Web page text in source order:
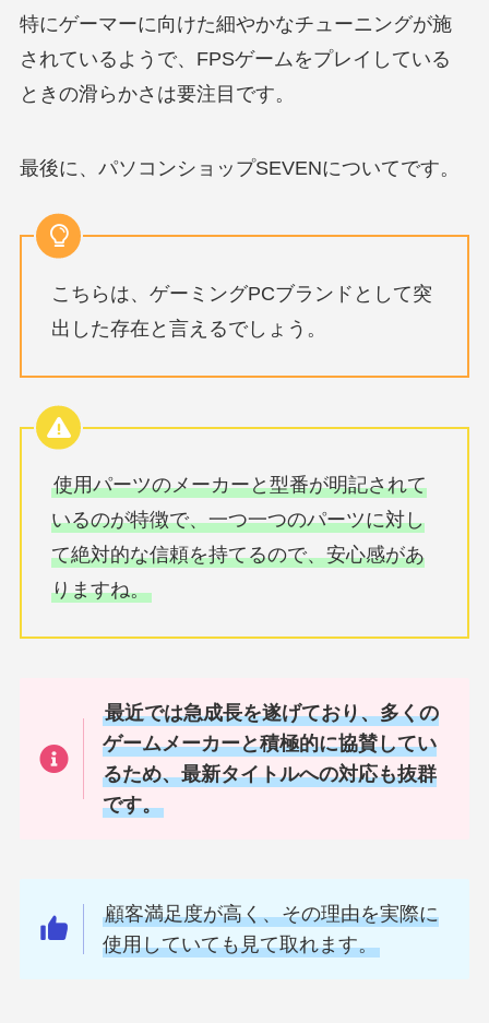
特にゲーマーに向けた細やかなチューニングが施
されているようで、FPSゲームをプレイしている
ときの滑らかさは要注目です。
最後に、パソコンショップSEVENについてです。
こちらは、ゲーミングPCブランドとして突
出した存在と言えるでしょう。
使用パーツのメーカーと型番が明記されて
いるのが特徴で、一つ一つのパーツに対し
て絶対的な信頼を持てるので、安心感があ
りますね。
最近では急成長を遂げており、多くの
ゲームメーカーと積極的に協賛してい
るため、最新タイトルへの対応も抜群
です。
顧客満足度が高く、その理由を実際に
使用していても見て取れます。